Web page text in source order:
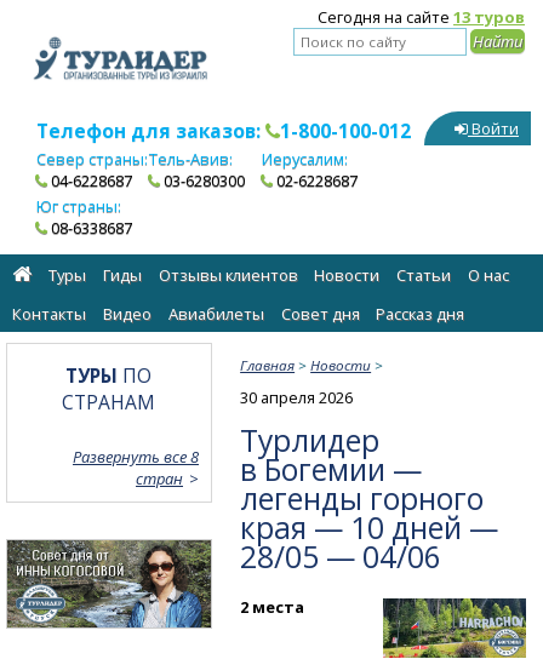
Сегодня на сайте 13 туров
Телефон для заказов: 1-800-100-012
Север страны:
04-6228687
Тель-Авив:
03-6280300
Иерусалим:
02-6228687
Юг страны:
08-6338687
Войти
Туры Гиды Отзывы клиентов Новости Статьи
О нас
Контакты
Видео Авиабилеты Cовет дня Рассказ дня
Главная >Новости >
30 апреля 2026
Турлидер
в Богемии —
легенды горного
края — 10 дней —
28/05 — 04/06
2 места
ТУРЫ ПО
СТРАНАМ
Развернуть все 8
стран